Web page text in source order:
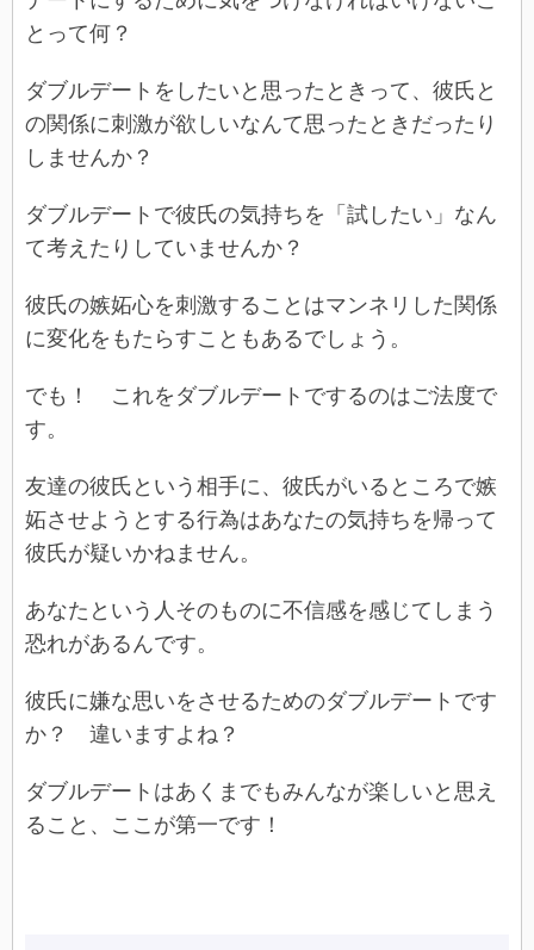
とって何？
ダブルデートをしたいと思ったときって、彼氏と
の関係に刺激が欲しいなんて思ったときだったり
しませんか？
ダブルデートで彼氏の気持ちを「試したい」なん
て考えたりしていませんか？
彼氏の嫉妬心を刺激することはマンネリした関係
に変化をもたらすこともあるでしょう。
でも！ これをダブルデートでするのはご法度で
す。
友達の彼氏という相手に、彼氏がいるところで嫉
妬させようとする行為はあなたの気持ちを帰って
彼氏が疑いかねません。
あなたという人そのものに不信感を感じてしまう
恐れがあるんです。
彼氏に嫌な思いをさせるためのダブルデートです
か？ 違いますよね？
ダブルデートはあくまでもみんなが楽しいと思え
ること、ここが第一です！